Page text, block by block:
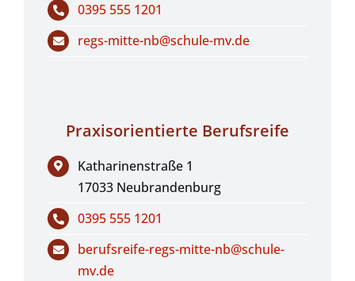
0395 555 1201
regs-mitte-nb@schule-mv.de
Praxisorientierte Berufsreife
Katharinenstraße 1
17033 Neubrandenburg
0395 555 1201
berufsreife-regs-mitte-nb@schule-
mv.de